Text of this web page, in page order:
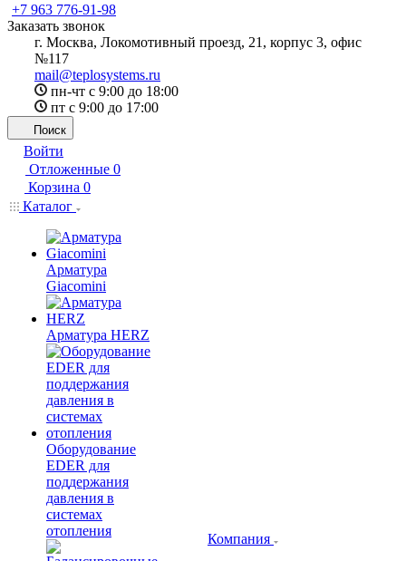
+7 963 776-91-98
Заказать звонок
г. Москва, Локомотивный проезд, 21, корпус 3, офис
№117
mail@teplosystems.ru
пн-чт с 9:00 до 18:00
пт с 9:00 до 17:00
Поиск
Войти
Отложенные 0
Корзина 0
Каталог
Арматура
Giacomini
Арматура HERZ
Оборудование
EDER для
поддержания
давления в
системах
отопления
Компания